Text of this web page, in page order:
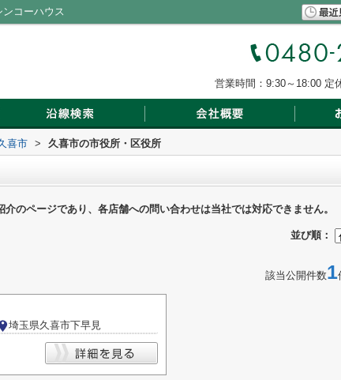
コーハウス
営業時間：9:30～18:00 定
喜市 > 久喜市の市役所・区役所
のページであり、各店舗への問い合わせは当社では対応できません。
並び順：
該当公開件数1
埼玉県久喜市下早見